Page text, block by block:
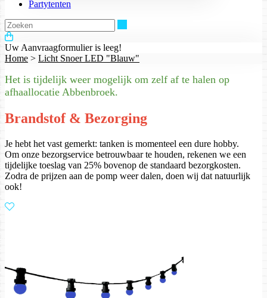
Partytenten
Uw Aanvraagformulier is leeg!
Home > Licht Snoer LED "Blauw"
Het is tijdelijk weer mogelijk om zelf af te halen op
afhaallocatie Abbenbroek.
Brandstof & Bezorging
Je hebt het vast gemerkt: tanken is momenteel een dure hobby.
Om onze bezorgservice betrouwbaar te houden, rekenen we een
tijdelijke toeslag van 25% bovenop de standaard bezorgkosten.
Zodra de prijzen aan de pomp weer dalen, doen wij dat natuurlijk
ook!